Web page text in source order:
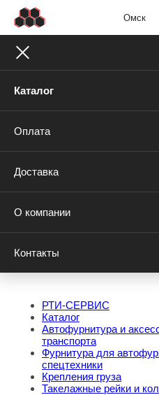
Омск
Каталог
Оплата
Доставка
О компании
Контакты
РТИ-СЕРВИС
Каталог
Автофурнитура и
транспорта
Фурнитура для
спецтехники
Крепления груза
Такелажные рейки и